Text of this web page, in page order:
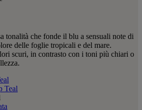
tonalità che fonde il blu a sensuali note di
delle foglie tropicali e del mare.
scuri, in contrasto con i toni più chiari o
Teal